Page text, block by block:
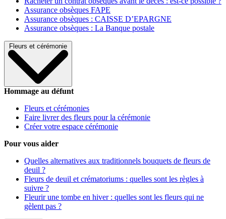
Assurance obsèques FAPE
Assurance obsèques : CAISSE D’EPARGNE
Assurance obsèques : La Banque postale
Fleurs et cérémonie
Hommage au défunt
Fleurs et cérémonies
Faire livrer des fleurs pour la cérémonie
Créer votre espace cérémonie
Pour vous aider
Quelles alternatives aux traditionnels bouquets de fleurs de
deuil ?
Fleurs de deuil et crématoriums : quelles sont les règles à
suivre ?
Fleurir une tombe en hiver : quelles sont les fleurs qui ne
gèlent pas ?